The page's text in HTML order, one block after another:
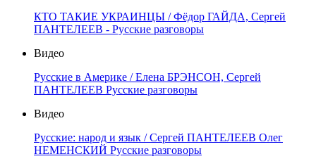
КТО ТАКИЕ УКРАИНЦЫ / Фёдор ГАЙДА, Сергей
ПАНТЕЛЕЕВ - Русские разговоры
Видео
Русские в Америке / Елена БРЭНСОН, Сергей
ПАНТЕЛЕЕВ Русские разговоры
Видео
Русские: народ и язык / Сергей ПАНТЕЛЕЕВ Олег
НЕМЕНСКИЙ Русские разговоры